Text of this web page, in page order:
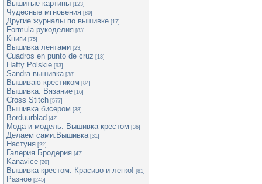
Вышитые картины [123]
Чудесные мгновения [80]
Другие журналы по вышивке [17]
Formula рукоделия [83]
Книги [75]
Вышивка лентами [23]
Cuadros en punto de cruz [13]
Hafty Polskie [93]
Sandra вышивка [38]
Вышиваю крестиком [84]
Вышивка. Вязание [16]
Cross Stitch [577]
Вышивка бисером [38]
Borduurblad [42]
Мода и модель. Вышивка крестом [36]
Делаем сами.Вышивка [31]
Настуня [22]
Галерия Бродерия [47]
Kanavice [20]
Вышивка крестом. Красиво и легко! [81]
Разное [245]